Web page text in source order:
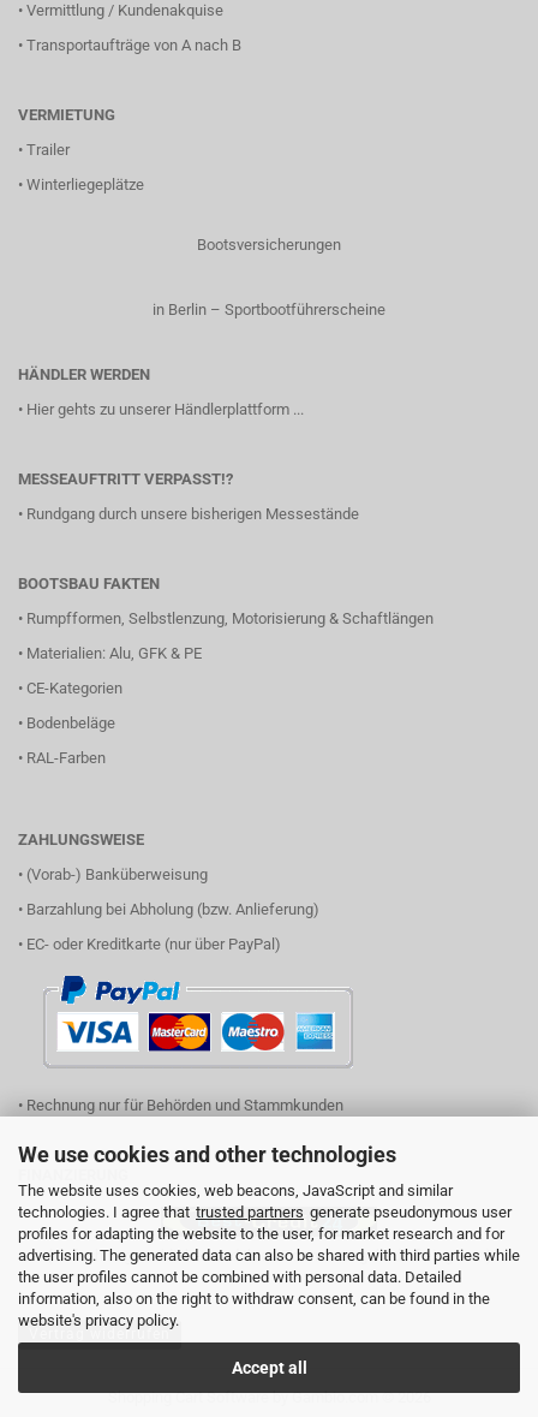
We use cookies and other technologies
The website uses cookies, web beacons, JavaScript and similar
technologies. I agree that trusted partners generate pseudonymous user
profiles for adapting the website to the user, for market research and for
advertising. The generated data can also be shared with third parties while
the user profiles cannot be combined with personal data. Detailed
information, also on the right to withdraw consent, can be found in the
website's privacy policy.
Accept all
• Vermittlung / Kundenakquise
• Transportaufträge von A nach B
VERMIETUNG
• Trailer
• Winterliegeplätze
Bootsversicherungen
in Berlin – Sportbootführerscheine
HÄNDLER WERDEN
• Hier gehts zu unserer Händlerplattform ...
MESSEAUFTRITT VERPASST!?
• Rundgang durch unsere bisherigen Messestände
BOOTSBAU FAKTEN
• Rumpfformen, Selbstlenzung, Motorisierung & Schaftlängen
• Materialien: Alu, GFK & PE
• CE-Kategorien
• Bodenbeläge
• RAL-Farben
ZAHLUNGSWEISE
• (Vorab-) Banküberweisung
• Barzahlung bei Abholung (bzw. Anlieferung)
• EC- oder Kreditkarte (nur über PayPal)
• Rechnung nur für Behörden und Stammkunden
(einfach Logo anklicken und Ihren Finanzierungsbedarf eingeben)
Vertrag widerrufen
Shopping Cart Softwareby Gambio.com © 2026